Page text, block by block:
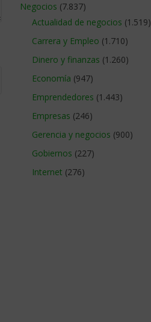
Negocios (7.837)
Actualidad de negocios (1.519)
Carrera y Empleo (1.710)
Dinero y finanzas (1.260)
Economía (947)
Emprendedores (1.443)
Empresas (246)
Gerencia y negocios (900)
Gobiernos (227)
Internet (276)